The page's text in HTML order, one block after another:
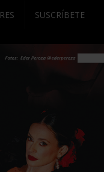
SUSCRÍBETE